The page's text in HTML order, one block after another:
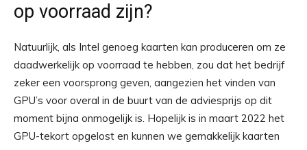
op voorraad zijn?
Natuurlijk, als Intel genoeg kaarten kan produceren om ze
daadwerkelijk op voorraad te hebben, zou dat het bedrijf
zeker een voorsprong geven, aangezien het vinden van
GPU’s voor overal in de buurt van de adviesprijs op dit
moment bijna onmogelijk is. Hopelijk is in maart 2022 het
GPU-tekort opgelost en kunnen we gemakkelijk kaarten